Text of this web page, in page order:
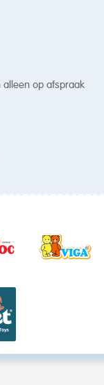
alleen op afspraak